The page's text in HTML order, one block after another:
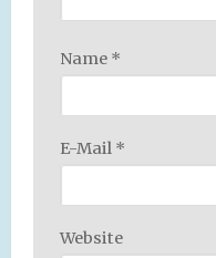
Name *
E-Mail *
Website